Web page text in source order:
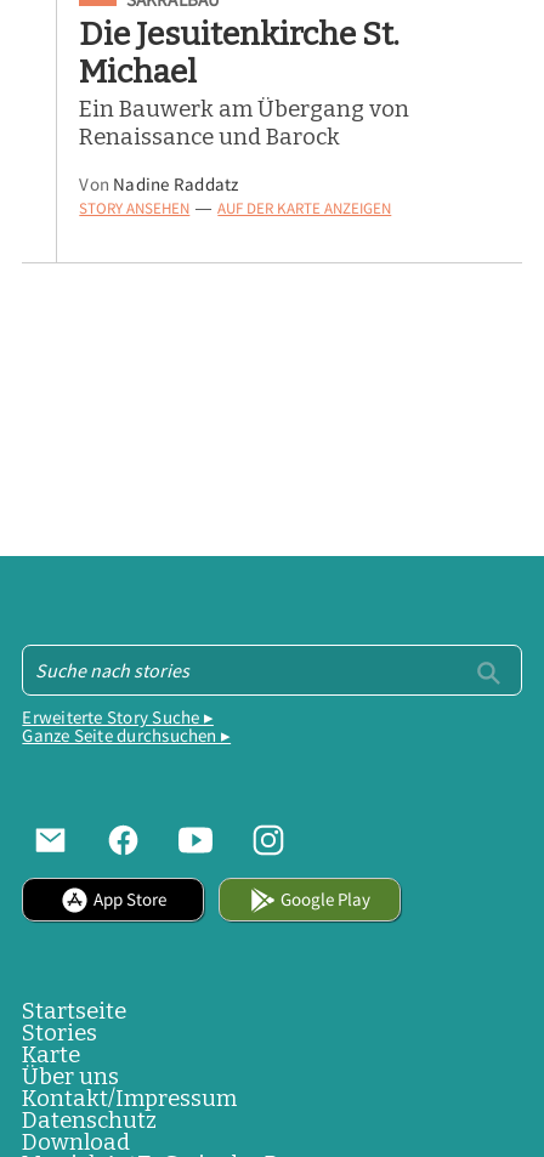
Die Jesuitenkirche St.
Michael
Ein Bauwerk am Übergang von
Renaissance und Barock
Von Nadine Raddatz
STORY ANSEHEN — AUF DER KARTE ANZEIGEN
Erweiterte Story Suche ▸
Ganze Seite durchsuchen ▸
App Store Google Play
Startseite
Stories
Karte
Über uns
Kontakt/Impressum
Datenschutz
Download